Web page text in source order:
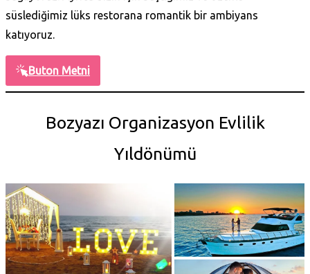
süslediğimiz lüks restorana romantik bir ambiyans
katıyoruz.
Buton Metni
Bozyazı Organizasyon Evlilik
Yıldönümü